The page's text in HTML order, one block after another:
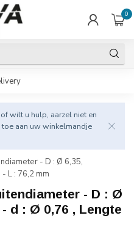
0
wilt u hulp, aarzel niet en
aan uw winkelmandje
- D : Ø 6,35,
L : 76,2 mm
- D : Ø
d : Ø 0,76 , Lengte